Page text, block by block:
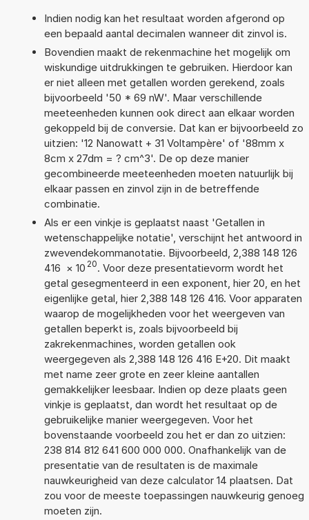
Indien nodig kan het resultaat worden afgerond op
een bepaald aantal decimalen wanneer dit zinvol is.
Bovendien maakt de rekenmachine het mogelijk om
wiskundige uitdrukkingen te gebruiken. Hierdoor kan
er niet alleen met getallen worden gerekend, zoals
bijvoorbeeld '50 * 69 nW'. Maar verschillende
meeteenheden kunnen ook direct aan elkaar worden
gekoppeld bij de conversie. Dat kan er bijvoorbeeld zo
uitzien: '12 Nanowatt + 31 Voltampère' of '88mm x
8cm x 27dm = ? cm^3'. De op deze manier
gecombineerde meeteenheden moeten natuurlijk bij
elkaar passen en zinvol zijn in de betreffende
combinatie.
Als er een vinkje is geplaatst naast 'Getallen in
wetenschappelijke notatie', verschijnt het antwoord in
zwevendekommanotatie. Bijvoorbeeld, 2,388 148 126
416 × 10 20. Voor deze presentatievorm wordt het
getal gesegmenteerd in een exponent, hier 20, en het
eigenlijke getal, hier 2,388 148 126 416. Voor apparaten
waarop de mogelijkheden voor het weergeven van
getallen beperkt is, zoals bijvoorbeeld bij
zakrekenmachines, worden getallen ook
weergegeven als 2,388 148 126 416 E+20. Dit maakt
met name zeer grote en zeer kleine aantallen
gemakkelijker leesbaar. Indien op deze plaats geen
vinkje is geplaatst, dan wordt het resultaat op de
gebruikelijke manier weergegeven. Voor het
bovenstaande voorbeeld zou het er dan zo uitzien:
238 814 812 641 600 000 000. Onafhankelijk van de
presentatie van de resultaten is de maximale
nauwkeurigheid van deze calculator 14 plaatsen. Dat
zou voor de meeste toepassingen nauwkeurig genoeg
moeten zijn.